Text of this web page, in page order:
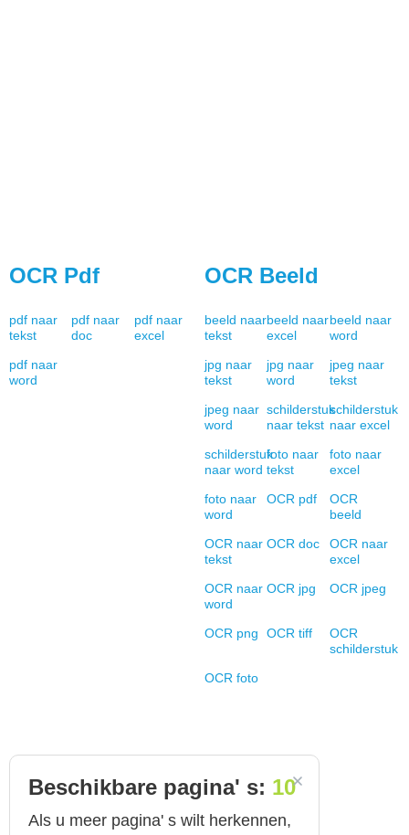
OCR Pdf
pdf naar
tekst
pdf naar
doc
pdf naar
excel
pdf naar
word
OCR Beeld
beeld naar
tekst
beeld naar
excel
beeld naar
word
jpg naar
tekst
jpg naar
word
jpeg naar
tekst
jpeg naar
word
schilderstuk
naar tekst
schilderstuk
naar excel
schilderstuk
naar word
foto naar
tekst
foto naar
excel
foto naar
word
OCR pdf
OCR
beeld
OCR naar
tekst
OCR doc
OCR naar
excel
OCR naar
word
OCR jpg OCR jpeg
OCR png OCR tiff
OCR
schilderstuk
OCR foto
Beschikbare pagina' s: 10
Als u meer pagina' s wilt herkennen,